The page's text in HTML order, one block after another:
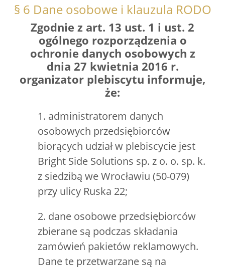
§ 6 Dane osobowe i klauzula RODO
Zgodnie z art. 13 ust. 1 i ust. 2
ogólnego rozporządzenia o
ochronie danych osobowych z
dnia 27 kwietnia 2016 r.
organizator plebiscytu informuje,
że:
1. administratorem danych
osobowych przedsiębiorców
biorących udział w plebiscycie jest
Bright Side Solutions sp. z o. o. sp. k.
z siedzibą we Wrocławiu (50-079)
przy ulicy Ruska 22;
2. dane osobowe przedsiębiorców
zbierane są podczas składania
zamówień pakietów reklamowych.
Dane te przetwarzane są na